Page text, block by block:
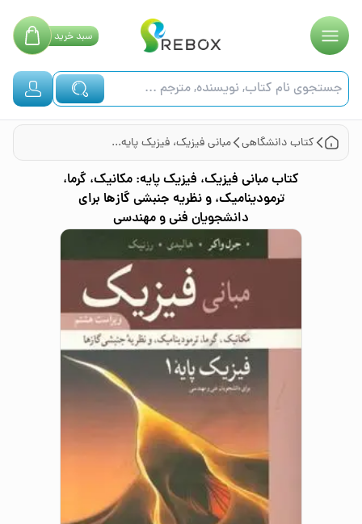
سبدخرید
کتابدانشگاهی مبانی فیزیک، فیزیک پایه: مکانیک، گرما، ترمودینامیک، و نظریه جنبشی گازها برای دانشجویان فنی و مهندسی
کتابمبانی فیزیک، فیزیک پایه: مکانیک، گرما،
ترمودینامیک، و نظریه جنبشی گازها برای
دانشجویان فنی و مهندسی